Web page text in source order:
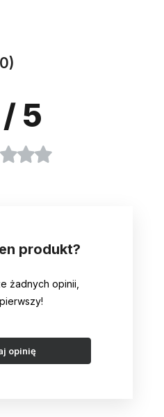
/ 5
produkt?
żadnych opinii,
opinię